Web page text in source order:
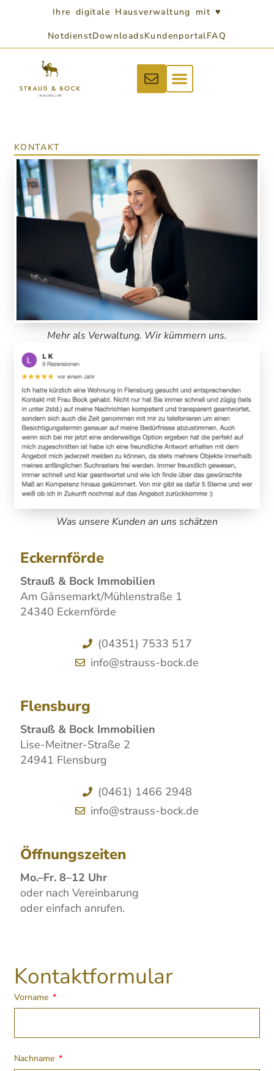
Ihre digitale Hausverwaltung mit ♥
NotdienstDownloadsKundenportalFAQ
KONTAKT
Eckernförde
Strauß & Bock Immobilien
Am Gänsemarkt/Mühlenstraße 1
24340 Eckernförde
(04351) 7533 517
info@strauss-bock.de
Flensburg
Strauß & Bock Immobilien
Lise-Meitner-Straße 2
24941 Flensburg
(0461) 1466 2948
info@strauss-bock.de
Öffnungszeiten
Mo.–Fr. 8–12 Uhr
oder nach Vereinbarung
oder einfach anrufen.
Kontaktformular
Vorname
Nachname
Mehr als Verwaltung. Wir kümmern uns.
Was unsere Kunden an uns schätzen